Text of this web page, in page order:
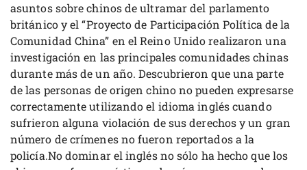
asuntos sobre chinos de ultramar del parlamento
británico y el “Proyecto de Participación Política de la
Comunidad China” en el Reino Unido realizaron una
investigación en las principales comunidades chinas
durante más de un año. Descubrieron que una parte
de las personas de origen chino no pueden expresarse
correctamente utilizando el idioma inglés cuando
sufrieron alguna violación de sus derechos y un gran
número de crímenes no fueron reportados a la
policía.No dominar el inglés no sólo ha hecho que los